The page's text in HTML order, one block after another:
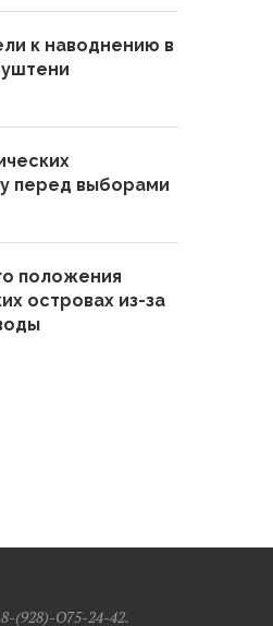
к наводнению в
перед выборами
положения
островах из-за
(928)-O75-24-42.